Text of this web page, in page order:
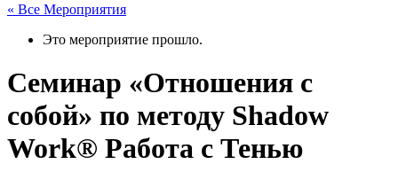
« Все Мероприятия
Это мероприятие прошло.
Семинар «Отношения с
собой» по методу Shadow
Work®️ Работа с Тенью